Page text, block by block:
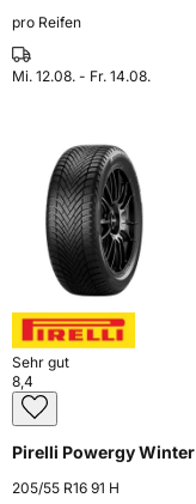
pro Reifen
Mi. 12.08. - Fr. 14.08.
Sehr gut
8,4
Pirelli Powergy Winter
205/55 R16 91 H